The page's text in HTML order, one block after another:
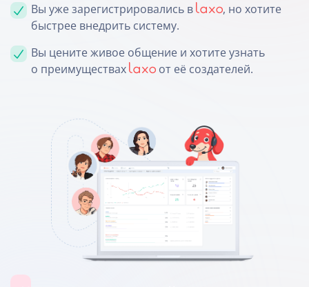
Вы уже зарегистрировались в
, но хотите
быстрее внедрить систему.
Вы цените живое общение и хотите узнать
о преимуществах
от её создателей.